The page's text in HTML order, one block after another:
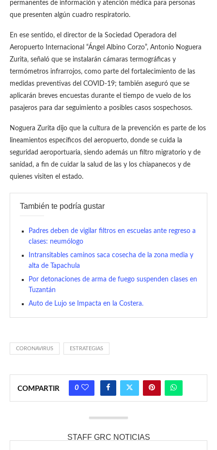
permanentes de información y atención médica para personas
que presenten algún cuadro respiratorio.
En ese sentido, el director de la Sociedad Operadora del
Aeropuerto Internacional “Ángel Albino Corzo”, Antonio Noguera
Zurita, señaló que se instalarán cámaras termográficas y
termómetros infrarrojos, como parte del fortalecimiento de las
medidas preventivas del COVID-19; también aseguró que se
aplicarán breves encuestas durante el tiempo de vuelo de los
pasajeros para dar seguimiento a posibles casos sospechosos.
Noguera Zurita dijo que la cultura de la prevención es parte de los
lineamientos específicos del aeropuerto, donde se cuida la
seguridad aeroportuaria, siendo además un filtro migratorio y de
sanidad, a fin de cuidar la salud de las y los chiapanecos y de
quienes visiten el estado.
También te podría gustar
Padres deben de vigilar filtros en escuelas ante regreso a
clases: neumólogo
Intransitables caminos saca cosecha de la zona media y
alta de Tapachula
Por detonaciones de arma de fuego suspenden clases en
Tuzantán
Auto de Lujo se Impacta en la Costera.
CORONAVIRUS ESTRATEGIAS
COMPARTIR 0
STAFF GRC NOTICIAS